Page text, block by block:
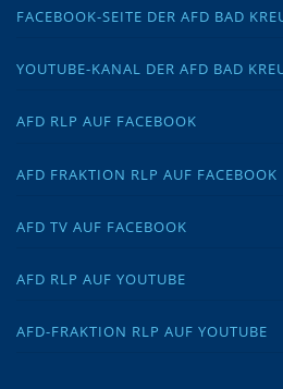
FACEBOOK-SEITE DER AFD BAD
YOUTUBE-KANAL DER AFD BAD
AFD RLP AUF FACEBOOK
AFD FRAKTION RLP AUF FACEBOOK
AFD TV AUF FACEBOOK
AFD RLP AUF YOUTUBE
AFD-FRAKTION RLP AUF YOUTUBE